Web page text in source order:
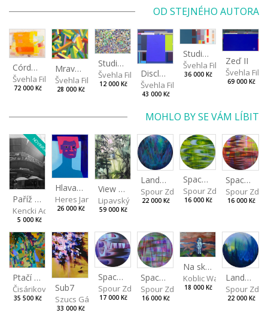
OD STEJNÉHO AUTORA
Córdoba
Švehla Filip
72 000 Kč
Mraveniště XI
Švehla Filip
28 000 Kč
Studie světla III
Švehla Filip
12 000 Kč
Disclaimer II
Švehla Filip
43 000 Kč
Studie pro velkou zeď
Švehla Filip
36 000 Kč
Zeď II
Švehla Filip
69 000 Kč
MOHLO BY SE VÁM LÍBIT
NOVINKA
Paříž VII
Kencki Adam
5 000 Kč
Hlava VII
Heres Jan
26 000 Kč
View of the pond
Lipavský Matěj
59 000 Kč
Landscape III
Spour Zdeněk
22 000 Kč
Spaces I
Spour Zdeněk
16 000 Kč
Spaces II
Spour
16 000 Kč
Ptačí perspektiva
Čisáriková Táňa
35 500 Kč
Sub7
Szucs Gábor
33 000 Kč
Spaces IV
Spour Zdeněk
17 000 Kč
Spaces III
Spour Zdeněk
16 000 Kč
Na skalách
Koblic Walterová
18 000 Kč
Landscape II
Spour
22 000 Kč